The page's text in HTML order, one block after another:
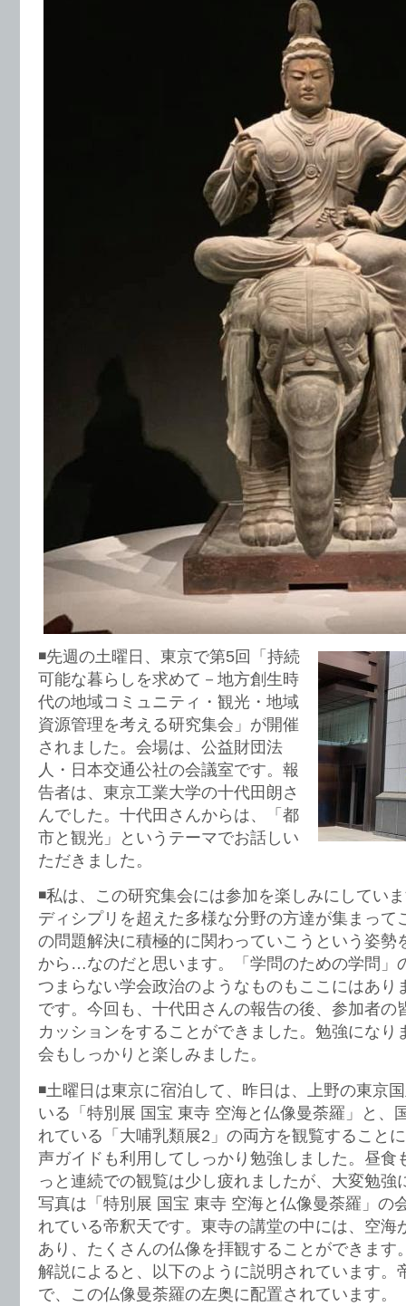
◾️先週の土曜日、東京で第5回「持続
可能な暮らしを求めて－地方創生時
代の地域コミュニティ・観光・地域
資源管理を考える研究集会」が開催
されました。会場は、公益財団法
人・日本交通公社の会議室です。報
告者は、東京工業大学の十代田朗さ
んでした。十代田さんからは、「都
市と観光」というテーマでお話しい
ただきました。
◾️私は、この研究集会には参加を楽しみにしてい
ディシプリを超えた多様な分野の方達が集まって
の問題解決に積極的に関わっていこうという姿勢
から…なのだと思います。「学問のための学問」
つまらない学会政治のようなものもここにはあり
です。今回も、十代田さんの報告の後、参加者の
カッションをすることができました。勉強になり
会もしっかりと楽しみました。
◾️土曜日は東京に宿泊して、昨日は、上野の東京
いる「特別展 国宝 東寺 空海と仏像曼荼羅」と、
れている「大哺乳類展2」の両方を観覧すること
声ガイドも利用してしっかり勉強しました。昼食
っと連続での観覧は少し疲れましたが、大変勉強
写真は「特別展 国宝 東寺 空海と仏像曼荼羅」の
れている帝釈天です。東寺の講堂の中には、空海
あり、たくさんの仏像を拝観することができます
解説によると、以下のように説明されています。
で、この仏像曼荼羅の左奥に配置されています。